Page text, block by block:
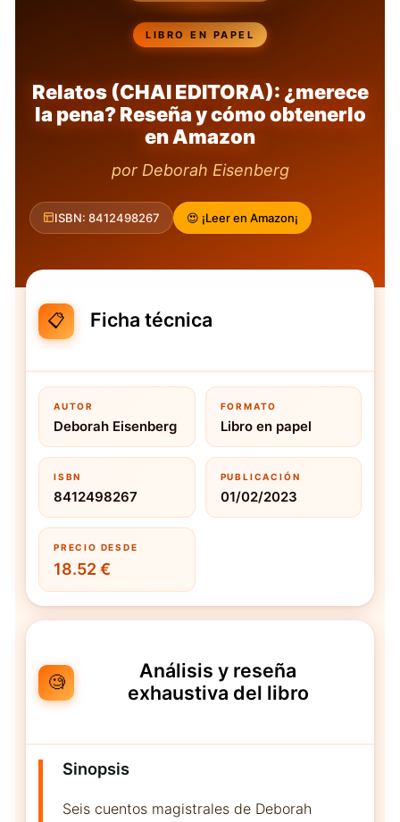
LIBRO EN PAPEL
Relatos (CHAI EDITORA): ¿merece
la pena? Reseña y cómo obtenerlo
en Amazon
por Deborah Eisenberg
ISBN: 8412498267 😍 ¡Leer en Amazon¡
📋 Ficha técnica
AUTOR
Deborah Eisenberg
FORMATO
Libro en papel
ISBN
8412498267
PUBLICACIÓN
01/02/2023
PRECIO DESDE
18.52 €
🧐
Análisis y reseña
exhaustiva del libro
Sinopsis
Seis cuentos magistrales de Deborah